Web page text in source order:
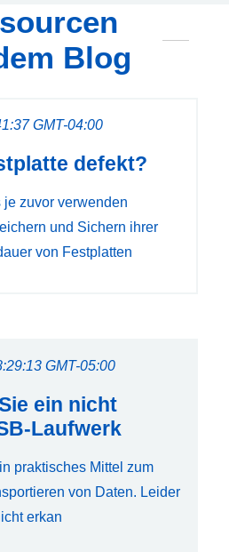
Blog
GMT-04:00
defekt?
je zuvor verwenden
und Sichern ihrer
von Festplatten
GMT-05:00
ein nicht
Laufwerk
praktisches Mittel zum
von Daten. Leider
erkan